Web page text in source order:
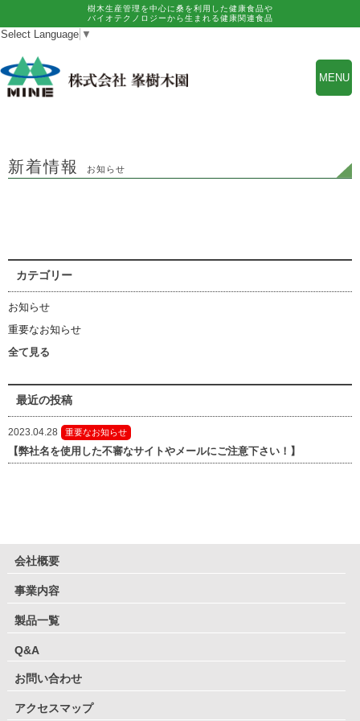
樹木生産管理を中心に桑を利用した健康食品や
バイオテクノロジーから生まれる健康関連食品
Select Language ▼
MENU
新着情報 お知らせ
カテゴリー
お知らせ
重要なお知らせ
全て見る
最近の投稿
2023.04.28 重要なお知らせ
【弊社名を使用した不審なサイトやメールにご注意下さい！】
会社概要
事業内容
製品一覧
Q&A
お問い合わせ
アクセスマップ